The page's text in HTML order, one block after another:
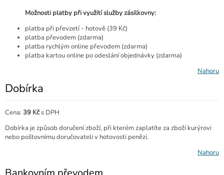
Možnosti platby při využití služby zásilkovny:
platba při převzetí - hotově (39 Kč)
platba převodem (zdarma)
platba rychlým online převodem (zdarma)
platba kartou online po odeslání objednávky (zdarma)
Nahoru
Dobírka
Cena: 39 Kčs DPH
Dobírka je způsob doručení zboží, při kterém zaplatíte za zboží kurýrovi
nebo poštovnímu doručovateli v hotovosti penězi.
Nahoru